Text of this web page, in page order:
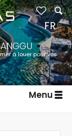
à louer pour vos
Menu
FR